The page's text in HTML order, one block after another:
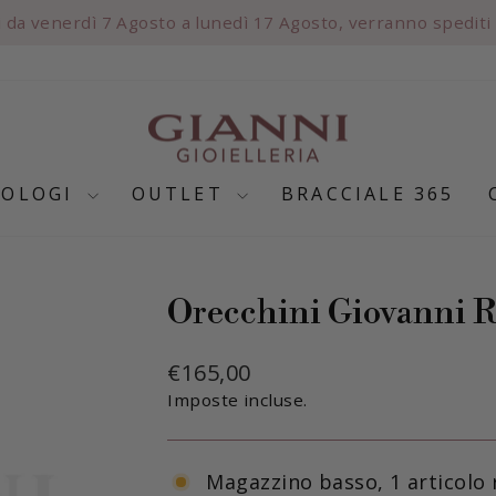
presentazione
🌸 SPEDIZIONE GRATUITA
OUTLET BRACCIALE 365
Orecchini Giovanni
Prezzo
di
€165,00
Imposte incluse.
Magazzino basso, 1 articolo